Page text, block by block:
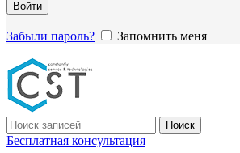
Войти
Забыли пароль? Запомнить меня
Поиск
Бесплатная консультация